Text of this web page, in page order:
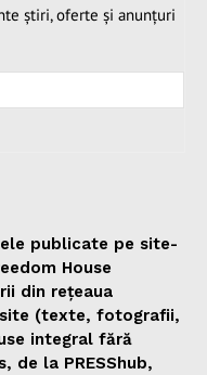
știri, oferte și anunțuri
publicate pe site-
House
din rețeaua
(texte, fotografii,
integral fără
de la PRESShub,